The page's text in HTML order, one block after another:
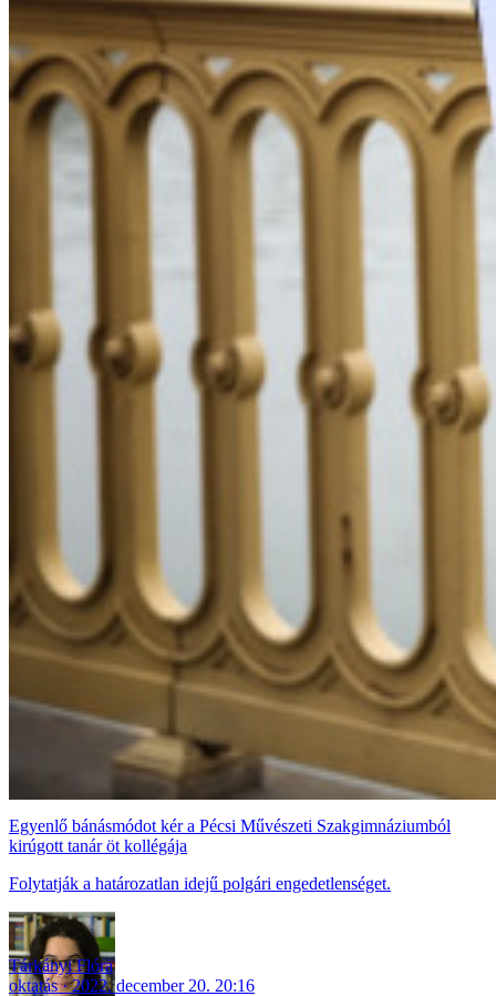
Egyenlő bánásmódot kér a Pécsi Művészeti Szakgimnáziumból
kirúgott tanár öt kollégája
Folytatják a határozatlan idejű polgári engedetlenséget.
Tárkányi Flóra
oktatás
2022. december 20. 20:16